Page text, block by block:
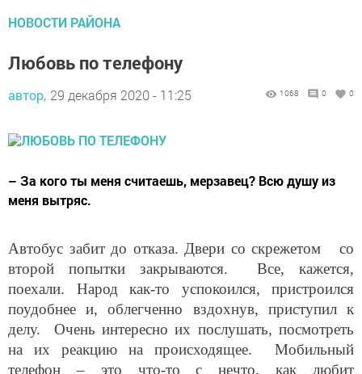
НОВОСТИ РАЙОНА
Любовь по телефону
автор, 29 декабря 2020 - 11:25 1068 0 0
– За кого ты меня считаешь, мерзавец? Всю душу из
меня вытряс.
Автобус забит до отказа. Двери со скрежетом со
второй попытки закрываются. Все, кажется,
поехали. Народ как-то успокоился, пристроился
поудобнее и, облегченно вздохнув, приступил к
делу. Очень интересно их послушать, посмотреть
на их реакцию на происходящее. Мобильный
телефон – это что-то с нечто, как любит